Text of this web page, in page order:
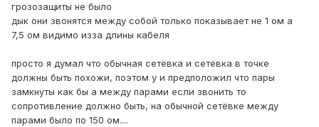
грозозащиты не было
дык они звонятся между собой только показывает не 1 ом а
7,5 ом видимо изза длины кабеля
просто я думал что обычная сетёвка и сетёвка в точке
должны быть похожи, поэтом у и предположил что пары
замкнуты как бы а между парами если звонить то
сопротивление должно быть, на обычной сетёвке между
парами было по 150 ом....